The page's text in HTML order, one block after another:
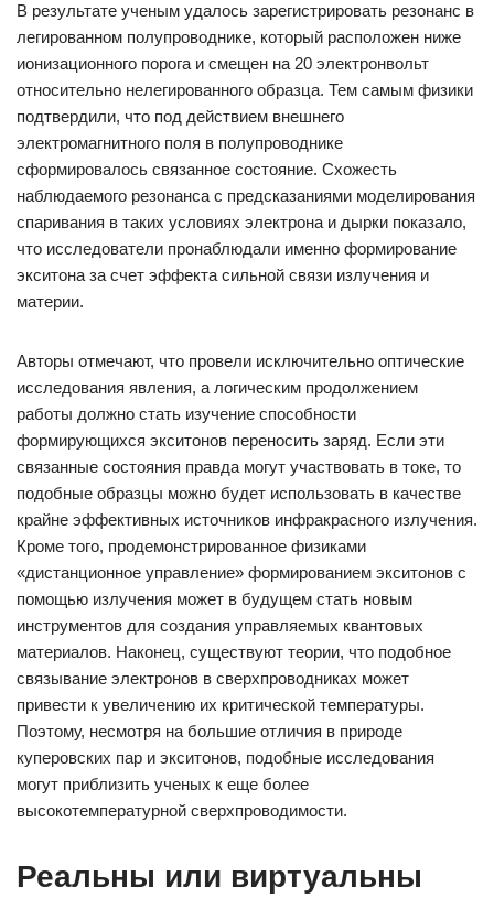
В результате ученым удалось зарегистрировать резонанс в
легированном полупроводнике, который расположен ниже
ионизационного порога и смещен на 20 электронвольт
относительно нелегированного образца. Тем самым физики
подтвердили, что под действием внешнего
электромагнитного поля в полупроводнике
сформировалось связанное состояние. Схожесть
наблюдаемого резонанса с предсказаниями моделирования
спаривания в таких условиях электрона и дырки показало,
что исследователи пронаблюдали именно формирование
экситона за счет эффекта сильной связи излучения и
материи.
Авторы отмечают, что провели исключительно оптические
исследования явления, а логическим продолжением
работы должно стать изучение способности
формирующихся экситонов переносить заряд. Если эти
связанные состояния правда могут участвовать в токе, то
подобные образцы можно будет использовать в качестве
крайне эффективных источников инфракрасного излучения.
Кроме того, продемонстрированное физиками
«дистанционное управление» формированием экситонов с
помощью излучения может в будущем стать новым
инструментов для создания управляемых квантовых
материалов. Наконец, существуют теории, что подобное
связывание электронов в сверхпроводниках может
привести к увеличению их критической температуры.
Поэтому, несмотря на большие отличия в природе
куперовских пар и экситонов, подобные исследования
могут приблизить ученых к еще более
высокотемпературной сверхпроводимости.
Реальны или виртуальны